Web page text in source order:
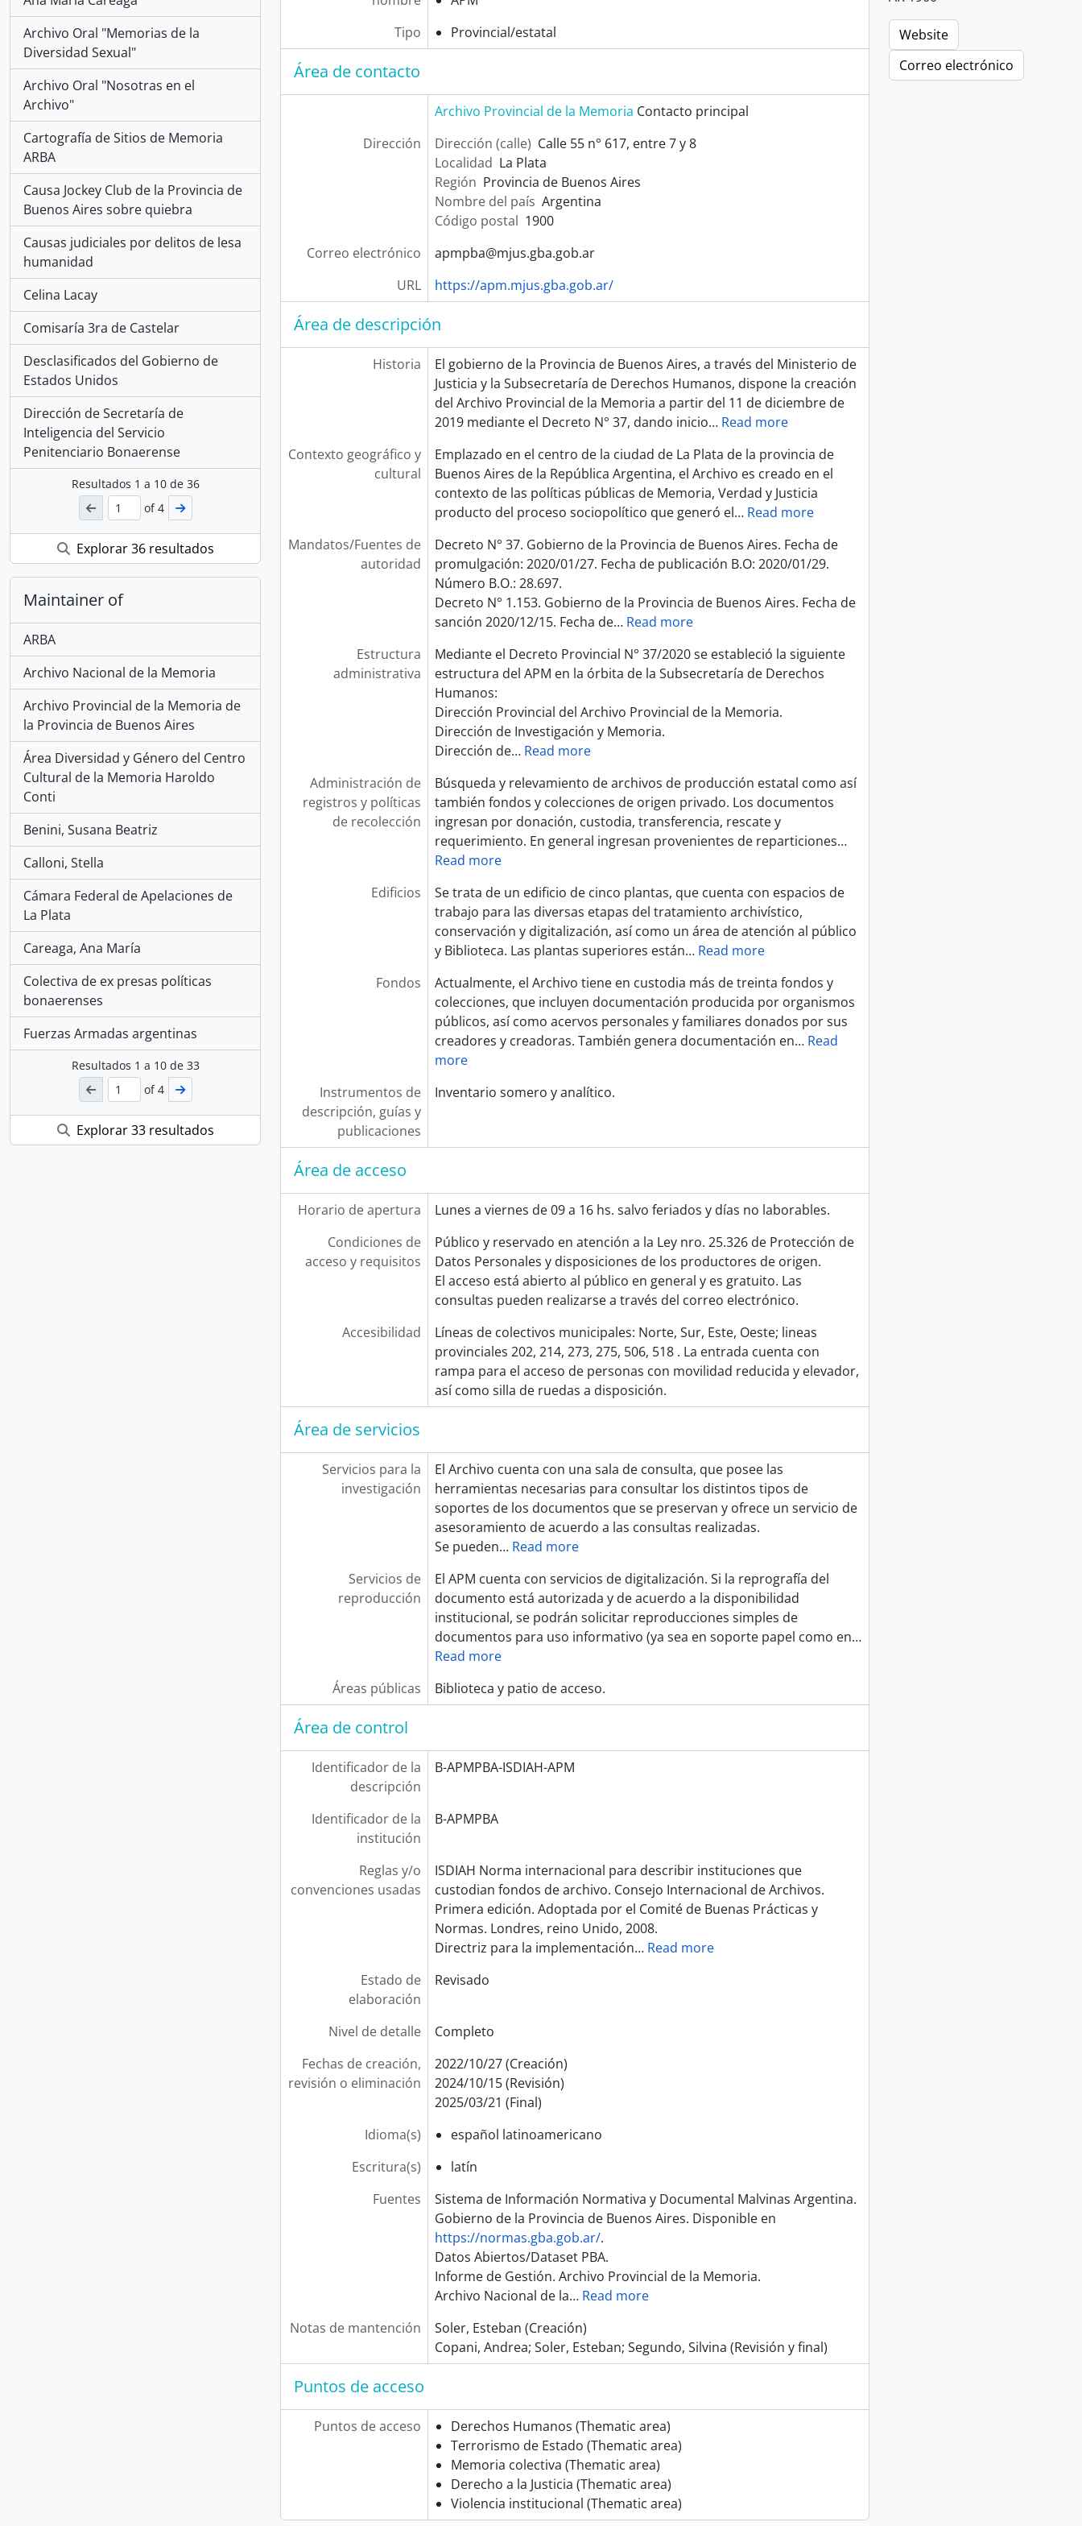
Archivo Oral "Memorias de la
Diversidad Sexual"
Archivo Oral "Nosotras en el
Archivo"
Cartografía de Sitios de Memoria
ARBA
Causa Jockey Club de la Provincia de
Buenos Aires sobre quiebra
Causas judiciales por delitos de lesa
humanidad
Celina Lacay
Comisaría 3ra de Castelar
Desclasificados del Gobierno de
Estados Unidos
Dirección de Secretaría de
Inteligencia del Servicio
Penitenciario Bonaerense
Resultados 1 a 10de 36
of 4
Explorar 36 resultados
Maintainer of
ARBA
Archivo Nacional de la Memoria
Archivo Provincial de la Memoria de
la Provincia de Buenos Aires
Área Diversidad y Género del Centro
Cultural de la Memoria Haroldo
Conti
Benini, Susana Beatriz
Calloni, Stella
Cámara Federal de Apelaciones de
La Plata
Careaga, Ana María
Colectiva de ex presas políticas
bonaerenses
Fuerzas Armadas argentinas
Resultados 1 a 10de 33
of 4
Explorar 33 resultados
Tipo
Provincial/estatal
Área de contacto
Archivo Provincial de la Memoria Contacto principal
Dirección
Dirección (calle) Calle 55 n° 617, entre 7 y 8
Localidad La Plata
Región Provincia de Buenos Aires
Nombre del país Argentina
Código postal 1900
Correo electrónico
apmpba@mjus.gba.gob.ar
URL
https://apm.mjus.gba.gob.ar/
Área de descripción
Historia
El gobierno de la Provincia de Buenos Aires, a través del Ministerio de
Justicia y la Subsecretaría de Derechos Humanos, dispone la creación
del Archivo Provincial de la Memoria a partir del 11 de diciembre de
2019 mediante el Decreto N° 37, dando inicio… Read more
Contexto geográfico y
cultural
Emplazado en el centro de la ciudad de La Plata de la provincia de
Buenos Aires de la República Argentina, el Archivo es creado en el
contexto de las políticas públicas de Memoria, Verdad y Justicia
producto del proceso sociopolítico que generó el… Read more
Mandatos/Fuentes de
autoridad
Decreto N° 37. Gobierno de la Provincia de Buenos Aires. Fecha de
promulgación: 2020/01/27. Fecha de publicación B.O: 2020/01/29.
Número B.O.: 28.697.
Decreto N° 1.153. Gobierno de la Provincia de Buenos Aires. Fecha de
sanción 2020/12/15. Fecha de… Read more
Estructura
administrativa
Mediante el Decreto Provincial N° 37/2020 se estableció la siguiente
estructura del APM en la órbita de la Subsecretaría de Derechos
Humanos:
Dirección Provincial del Archivo Provincial de la Memoria.
Dirección de Investigación y Memoria.
Dirección de… Read more
Administración de
registros y políticas
de recolección
Búsqueda y relevamiento de archivos de producción estatal como así
también fondos y colecciones de origen privado. Los documentos
ingresan por donación, custodia, transferencia, rescate y
requerimiento. En general ingresan provenientes de reparticiones…
Read more
Edificios
Se trata de un edificio de cinco plantas, que cuenta con espacios de
trabajo para las diversas etapas del tratamiento archivístico,
conservación y digitalización, así como un área de atención al público
y Biblioteca. Las plantas superiores están… Read more
Fondos
Actualmente, el Archivo tiene en custodia más de treinta fondos y
colecciones, que incluyen documentación producida por organismos
públicos, así como acervos personales y familiares donados por sus
creadores y creadoras. También genera documentación en… Read
more
Instrumentos de
descripción, guías y
publicaciones
Inventario somero y analítico.
Área de acceso
Horario de apertura
Lunes a viernes de 09 a 16 hs. salvo feriados y días no laborables.
Condiciones de
acceso y requisitos
Público y reservado en atención a la Ley nro. 25.326 de Protección de
Datos Personales y disposiciones de los productores de origen.
El acceso está abierto al público en general y es gratuito. Las
consultas pueden realizarse a través del correo electrónico.
Accesibilidad
Líneas de colectivos municipales: Norte, Sur, Este, Oeste; lineas
provinciales 202, 214, 273, 275, 506, 518 . La entrada cuenta con
rampa para el acceso de personas con movilidad reducida y elevador,
así como silla de ruedas a disposición.
Área de servicios
Servicios para la
investigación
El Archivo cuenta con una sala de consulta, que posee las
herramientas necesarias para consultar los distintos tipos de
soportes de los documentos que se preservan y ofrece un servicio de
asesoramiento de acuerdo a las consultas realizadas.
Se pueden… Read more
Servicios de
reproducción
El APM cuenta con servicios de digitalización. Si la reprografía del
documento está autorizada y de acuerdo a la disponibilidad
institucional, se podrán solicitar reproducciones simples de
documentos para uso informativo (ya sea en soporte papel como en…
Read more
Áreas públicas
Biblioteca y patio de acceso.
Área de control
Identificador de la
descripción
B-APMPBA-ISDIAH-APM
Identificador de la
institución
B-APMPBA
Reglas y/o
convenciones usadas
ISDIAH Norma internacional para describir instituciones que
custodian fondos de archivo. Consejo Internacional de Archivos.
Primera edición. Adoptada por el Comité de Buenas Prácticas y
Normas. Londres, reino Unido, 2008.
Directriz para la implementación… Read more
Estado de
elaboración
Revisado
Nivel de detalle
Completo
Fechas de creación,
revisión o eliminación
2022/10/27 (Creación)
2024/10/15 (Revisión)
2025/03/21 (Final)
Idioma(s)
español latinoamericano
Escritura(s)
latín
Fuentes
Sistema de Información Normativa y Documental Malvinas Argentina.
Gobierno de la Provincia de Buenos Aires. Disponible en
https://normas.gba.gob.ar/.
Datos Abiertos/Dataset PBA.
Informe de Gestión. Archivo Provincial de la Memoria.
Archivo Nacional de la… Read more
Notas de mantención
Soler, Esteban (Creación)
Copani, Andrea; Soler, Esteban; Segundo, Silvina (Revisión y final)
Puntos de acceso
Puntos de acceso
Derechos Humanos (Thematic area)
Terrorismo de Estado (Thematic area)
Memoria colectiva (Thematic area)
Derecho a la Justicia (Thematic area)
Violencia institucional (Thematic area)
Website
Correo electrónico